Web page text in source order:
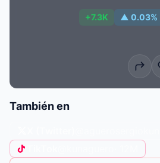
+7.3K ▲ 0.03%
También en